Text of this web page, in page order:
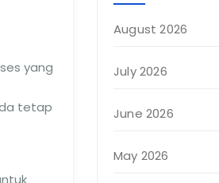
yang
tetap
August 2026
July 2026
June 2026
May 2026